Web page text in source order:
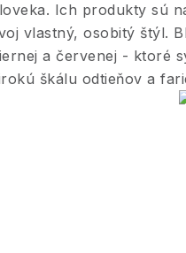
Ich produkty sú
vlastný, osobitý štýl.
a červenej - ktoré
škálu odtieňov a